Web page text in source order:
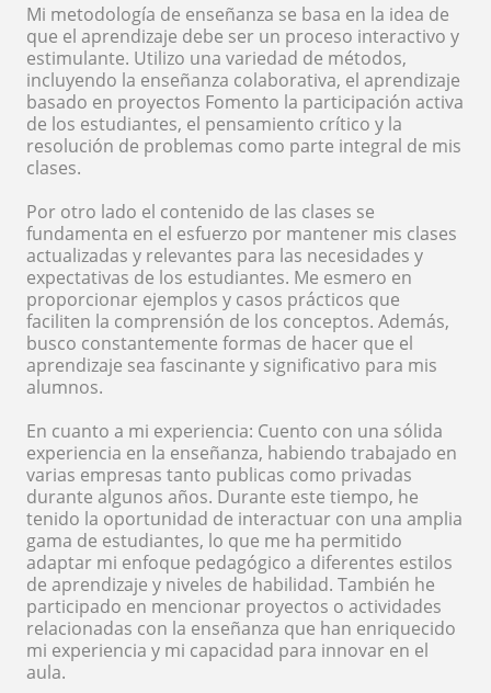
Mi metodología de enseñanza se basa en la idea de
que el aprendizaje debe ser un proceso interactivo y
estimulante. Utilizo una variedad de métodos,
incluyendo la enseñanza colaborativa, el aprendizaje
basado en proyectos Fomento la participación activa
de los estudiantes, el pensamiento crítico y la
resolución de problemas como parte integral de mis
clases.
Por otro lado el contenido de las clases se
fundamenta en el esfuerzo por mantener mis clases
actualizadas y relevantes para las necesidades y
expectativas de los estudiantes. Me esmero en
proporcionar ejemplos y casos prácticos que
faciliten la comprensión de los conceptos. Además,
busco constantemente formas de hacer que el
aprendizaje sea fascinante y significativo para mis
alumnos.
En cuanto a mi experiencia: Cuento con una sólida
experiencia en la enseñanza, habiendo trabajado en
varias empresas tanto publicas como privadas
durante algunos años. Durante este tiempo, he
tenido la oportunidad de interactuar con una amplia
gama de estudiantes, lo que me ha permitido
adaptar mi enfoque pedagógico a diferentes estilos
de aprendizaje y niveles de habilidad. También he
participado en mencionar proyectos o actividades
relacionadas con la enseñanza que han enriquecido
mi experiencia y mi capacidad para innovar en el
aula.